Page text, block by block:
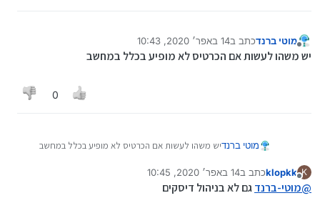
מנותק
מוטי ברנדכתב ב14 באפר׳ 2020, 10:43
נערך לאחרונה על ידי
יש משהו לעשות אם הכרטיס לא מופיע בכלל במחשב
0
מוטי ברנדיש משהו לעשות אם הכרטיס לא מופיע בכלל במחשב
K
klopkkכתב ב14 באפר׳ 2020, 10:45
נערך לאחרונה על ידי
@מוטי-ברנדגם לא בניהול דיסקים